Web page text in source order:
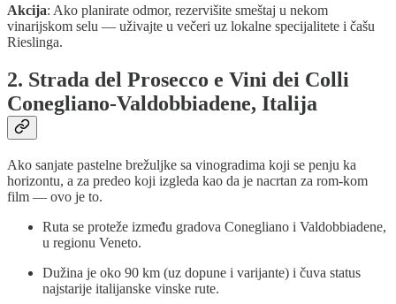
Akcija: Ako planirate odmor, rezervišite smeštaj u nekom
vinarijskom selu — uživajte u večeri uz lokalne specijalitete i čašu
Rieslinga.
2. Strada del Prosecco e Vini dei Colli
Conegliano‑Valdobbiadene, Italija
Ako sanjate pastelne brežuljke sa vinogradima koji se penju ka
horizontu, a za predeo koji izgleda kao da je nacrtan za rom-kom
film — ovo je to.
Ruta se proteže između gradova Conegliano i Valdobbiadene,
u regionu Veneto.
Dužina je oko 90 km (uz dopune i varijante) i čuva status
najstarije italijanske vinske rute.